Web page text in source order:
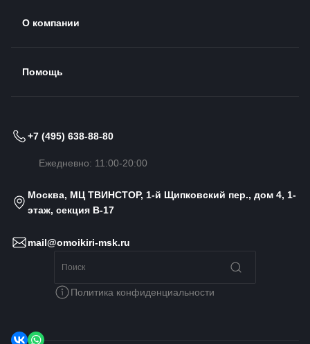
О компании
Помощь
+7 (495) 638-88-80
Ежедневно: 11:00-20:00
Москва, МЦ ТВИНСТОР, 1-й Щипковский пер., дом 4, 1-
этаж, секция B-17
mail@omoikiri-msk.ru
Политика конфиденциальности